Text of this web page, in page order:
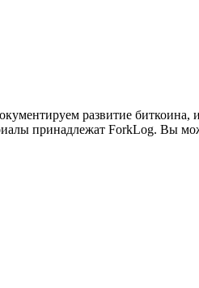
развитие биткоина,
принадлежат ForkLog. Вы